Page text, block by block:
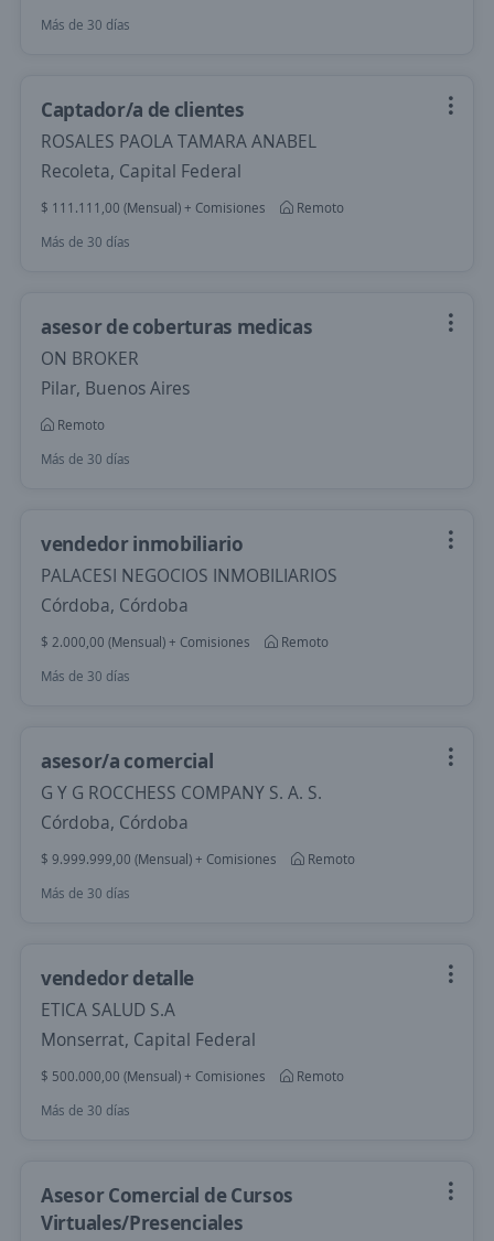
Más de 30 días
Captador/a de clientes
ROSALES PAOLA TAMARA ANABEL
Recoleta, Capital Federal
$ 111.111,00 (Mensual) + Comisiones
Remoto
Más de 30 días
asesor de coberturas medicas
ON BROKER
Pilar, Buenos Aires
Remoto
Más de 30 días
vendedor inmobiliario
PALACESI NEGOCIOS INMOBILIARIOS
Córdoba, Córdoba
$ 2.000,00 (Mensual) + Comisiones
Remoto
Más de 30 días
asesor/a comercial
G Y G ROCCHESS COMPANY S. A. S.
Córdoba, Córdoba
$ 9.999.999,00 (Mensual) + Comisiones
Remoto
Más de 30 días
vendedor detalle
ETICA SALUD S.A
Monserrat, Capital Federal
$ 500.000,00 (Mensual) + Comisiones
Remoto
Más de 30 días
Asesor Comercial de Cursos
Virtuales/Presenciales